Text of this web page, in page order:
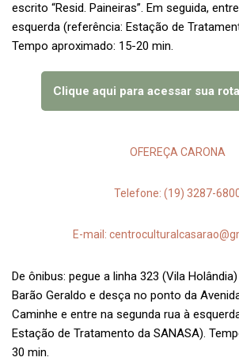
escrito “Resid. Paineiras”. Em seguida,
esquerda (referência: Estação de
Tempo aproximado: 15-20 min.
Clique aqui para acessar sua
OFEREÇA CARONA
Telefone: (19) 3287-
E-mail:
De ônibus: pegue a linha 323 (Vila
Barão Geraldo e desça no ponto da
Caminhe e entre na segunda rua à
Estação de Tratamento da SANASA).
30 min.